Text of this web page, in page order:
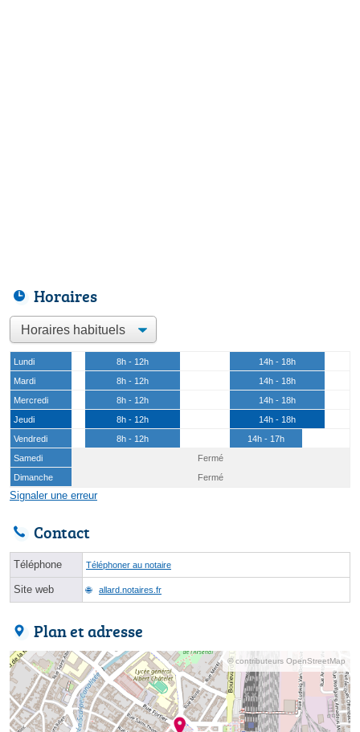
Horaires
Lundi 8h - 12h
14h - 18h
Mardi
8h - 12h
14h - 18h
Mercredi
8h - 12h
14h - 18h
Jeudi
8h - 12h
14h - 18h
Vendredi
8h - 12h
14h - 17h
Samedi
Fermé
Dimanche
Fermé
Signaler une erreur
Contact
Téléphone Téléphoner au notaire
Site web allard.notaires.fr
Plan et adresse
© contributeurs OpenStreetMap